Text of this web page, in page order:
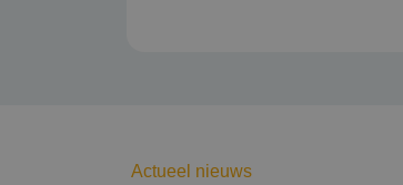
Actueel nieuws